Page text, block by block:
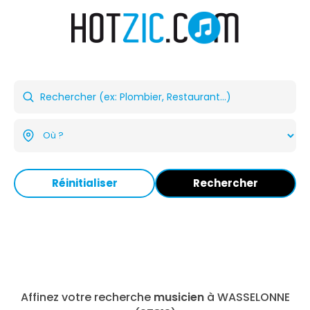
Réinitialiser Rechercher
Affinez votre recherche musicienà WASSELONNE